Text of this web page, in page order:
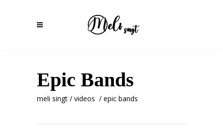
Epic Bands
meli singt / videos / epic bands